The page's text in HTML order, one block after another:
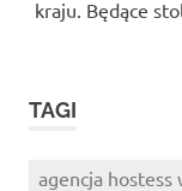
kraju. Będące
TAGI
agencja hostess